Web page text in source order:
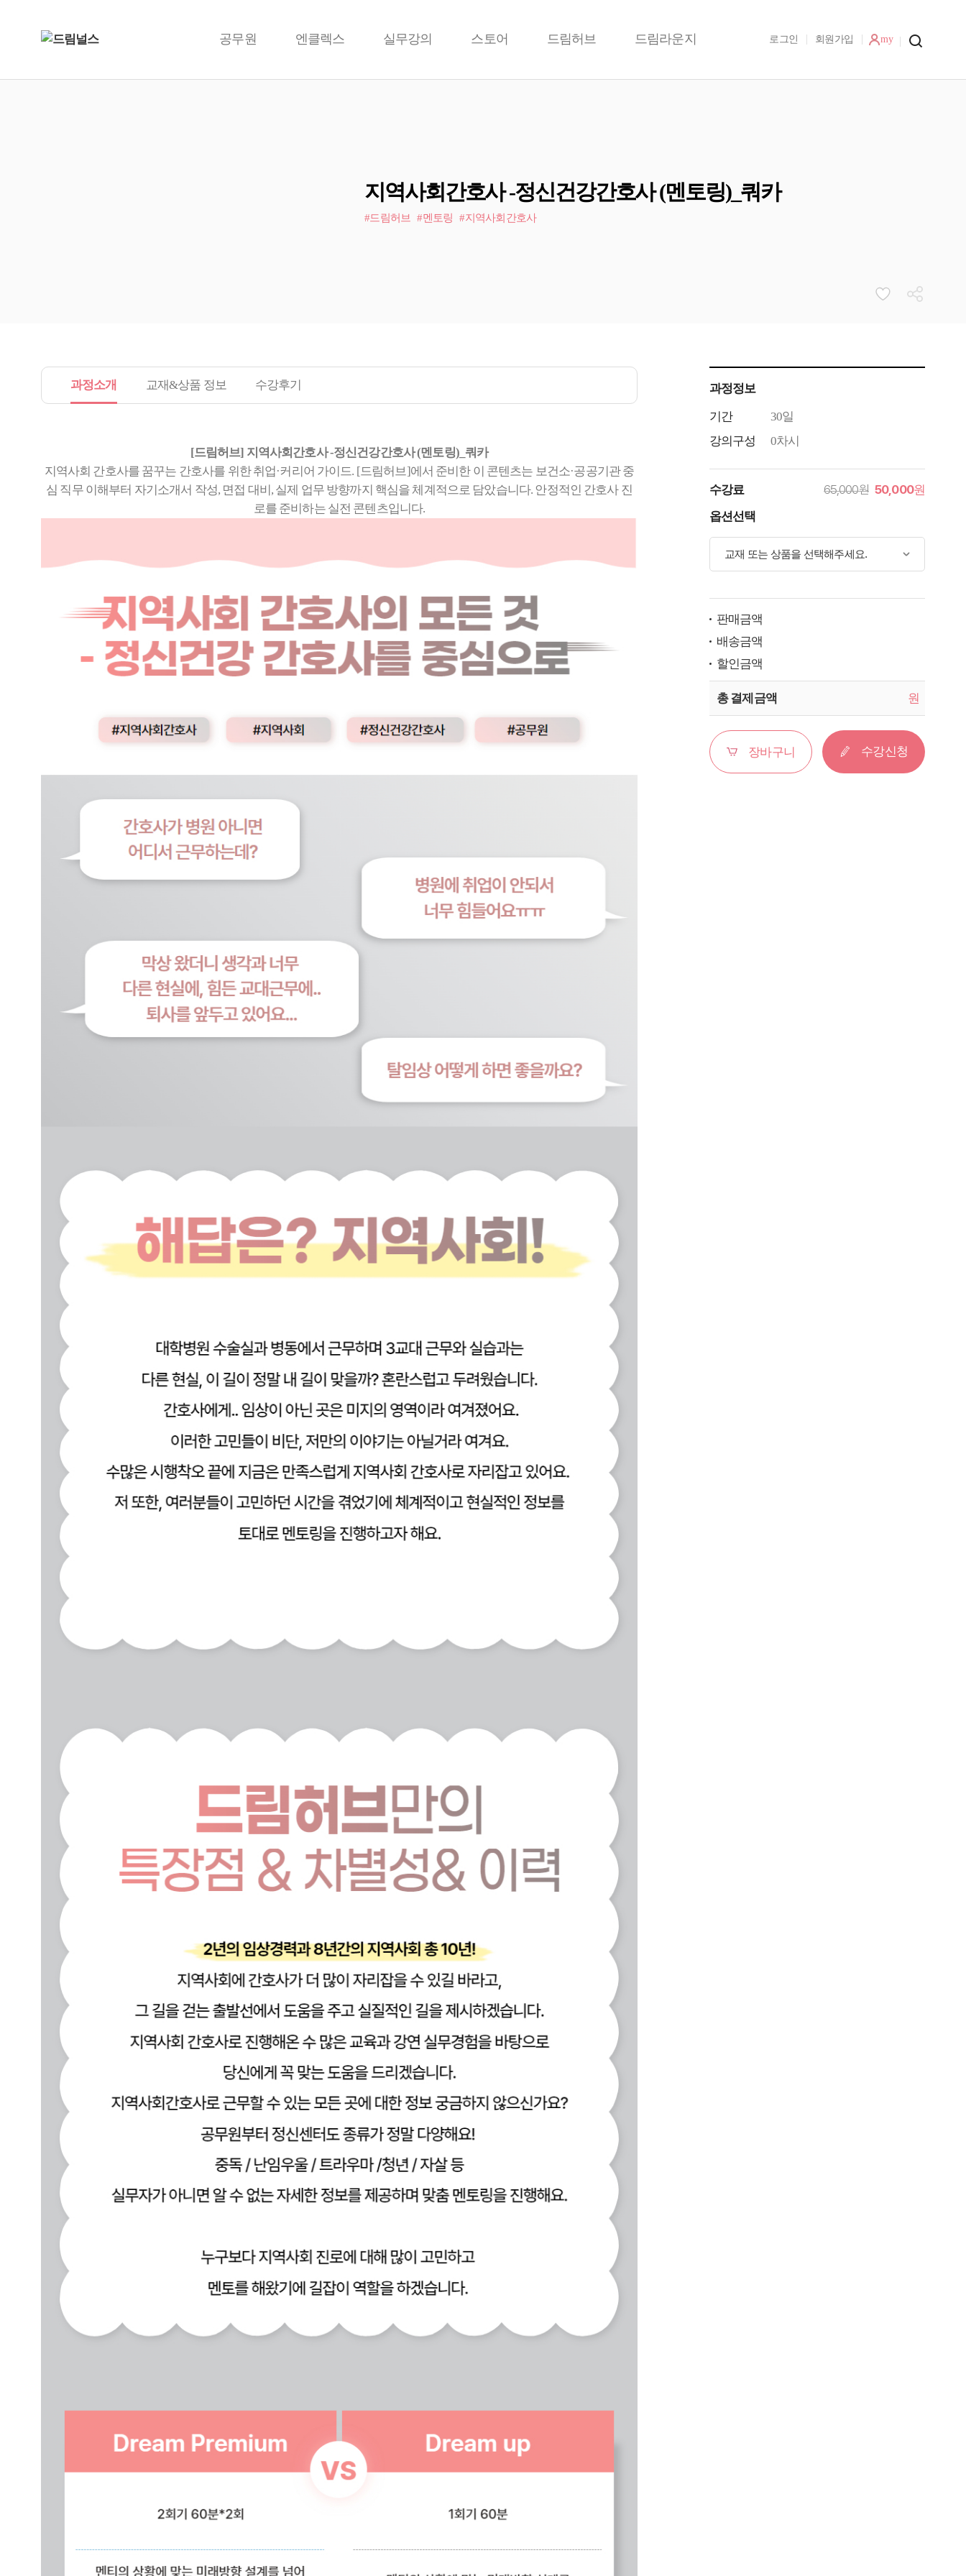
공무원 엔클렉스 실무강의 스토어 드림허브 드림라운지 로그인 회원가입 my
지역사회간호사 -정신건강간호사 (멘토링)_쿼카
#드림허브 #멘토링 #지역사회간호사
과정정보
기간
30일
강의구성
0차시
수강료 65,000원 50,000원
옵션선택
판매금액
배송금액
할인금액
총 결제금액 원
장바구니 수강신청
과정소개 교재&상품 정보 수강후기
[드림허브] 지역사회간호사 -정신건강간호사 (멘토링)_쿼카
지역사회 간호사를 꿈꾸는 간호사를 위한 취업·커리어 가이드. [드림허브]에서 준비한 이 콘텐츠는 보건소·공공기관 중
심 직무 이해부터 자기소개서 작성, 면접 대비, 실제 업무 방향까지 핵심을 체계적으로 담았습니다. 안정적인 간호사 진
로를 준비하는 실전 콘텐츠입니다.